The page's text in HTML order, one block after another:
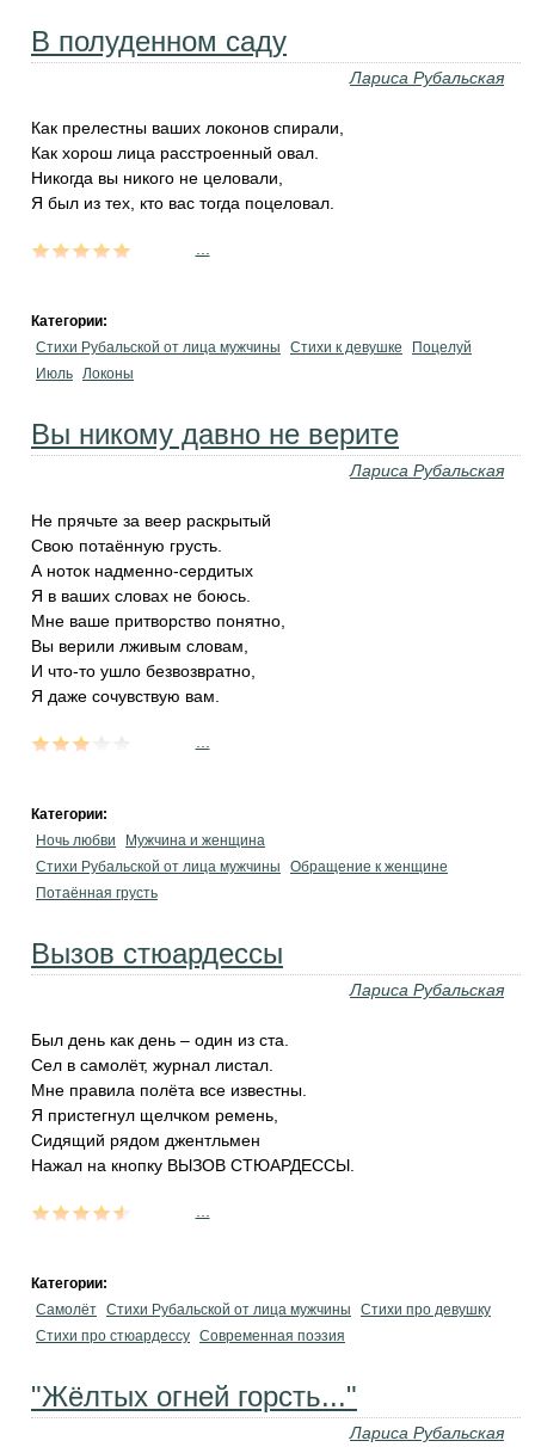
В полуденном саду
Лариса Рубальская
Как прелестны ваших локонов спирали,
Как хорош лица расстроенный овал.
Никогда вы никого не целовали,
Я был из тех, кто вас тогда поцеловал.
Категории:
Стихи Рубальской от лица мужчины
Стихи к девушке
Поцелуй
Июль Локоны
Вы никому давно не верите
Лариса Рубальская
Не прячьте за веер раскрытый
Свою потаённую грусть.
А ноток надменно-сердитых
Я в ваших словах не боюсь.
Мне ваше притворство понятно,
Вы верили лживым словам,
И что-то ушло безвозвратно,
Я даже сочувствую вам.
Категории:
Ночь любви
Мужчина и женщина
Стихи Рубальской от лица мужчины
Обращение к женщине
Потаённая грусть
Вызов стюардессы
Лариса Рубальская
Был день как день – один из ста.
Сел в самолёт, журнал листал.
Мне правила полёта все известны.
Я пристегнул щелчком ремень,
Сидящий рядом джентльмен
Нажал на кнопку ВЫЗОВ СТЮАРДЕССЫ.
Категории:
Самолёт Стихи Рубальской от лица мужчины
Стихи про девушку
Стихи про стюардессу Современная поэзия
"Жёлтых огней горсть..."
Лариса Рубальская